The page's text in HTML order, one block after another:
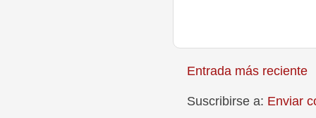
Entrada más reciente
Suscribirse a: Enviar